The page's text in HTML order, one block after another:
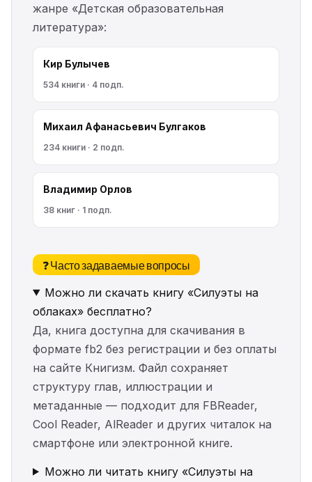
жанре «Детская образовательная
литература»:
Кир Булычев
534 книги · 4 подп.
Михаил Афанасьевич Булгаков
234 книги · 2 подп.
Владимир Орлов
38 книг · 1 подп.
❓ Часто задаваемые вопросы
Можно ли скачать книгу «Силуэты на
облаках» бесплатно?
Да, книга доступна для скачивания в
формате fb2 без регистрации и без оплаты
на сайте Книгизм. Файл сохраняет
структуру глав, иллюстрации и
метаданные — подходит для FBReader,
Cool Reader, AlReader и других читалок на
смартфоне или электронной книге.
Можно ли читать книгу «Силуэты на